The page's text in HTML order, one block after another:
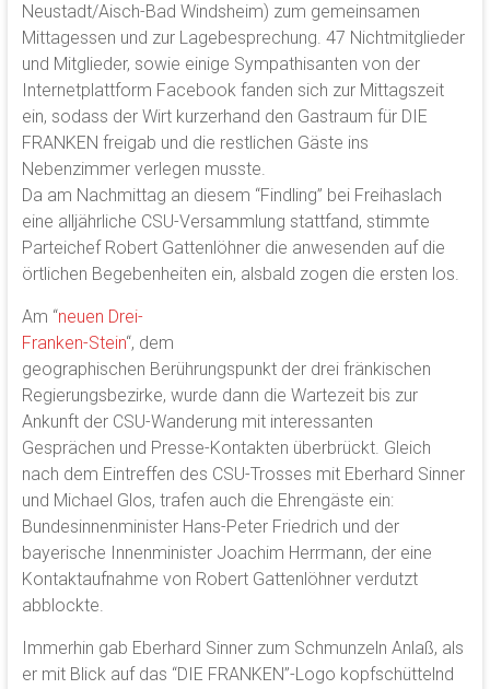
Neustadt/Aisch-Bad Windsheim) zum gemeinsamen
Mittagessen und zur Lagebesprechung. 47 Nichtmitglieder
und Mitglieder, sowie einige Sympathisanten von der
Internetplattform Facebook fanden sich zur Mittagszeit
ein, sodass der Wirt kurzerhand den Gastraum für DIE
FRANKEN freigab und die restlichen Gäste ins
Nebenzimmer verlegen musste.
Da am Nachmittag an diesem “Findling” bei Freihaslach
eine alljährliche CSU-Versammlung stattfand, stimmte
Parteichef Robert Gattenlöhner die anwesenden auf die
örtlichen Begebenheiten ein, alsbald zogen die ersten los.
Am “neuen Drei-
Franken-Stein“, dem
geographischen Berührungspunkt der drei fränkischen
Regierungsbezirke, wurde dann die Wartezeit bis zur
Ankunft der CSU-Wanderung mit interessanten
Gesprächen und Presse-Kontakten überbrückt. Gleich
nach dem Eintreffen des CSU-Trosses mit Eberhard Sinner
und Michael Glos, trafen auch die Ehrengäste ein:
Bundesinnenminister Hans-Peter Friedrich und der
bayerische Innenminister Joachim Herrmann, der eine
Kontaktaufnahme von Robert Gattenlöhner verdutzt
abblockte.
Immerhin gab Eberhard Sinner zum Schmunzeln Anlaß, als
er mit Blick auf das “DIE FRANKEN”-Logo kopfschüttelnd